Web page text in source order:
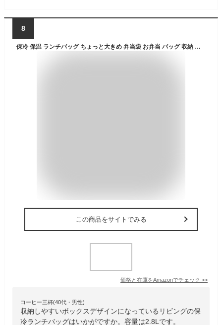
8
保冷 保温 ランチバッグ ちょっと大きめ 弁当袋 お弁当 バッグ 収納 通勤 通学 旅行 子供用 に ミニポケット/保冷剤ポケット付き シンプルデザイン
この商品をサイトでみる
価格と在庫をAmazonでチェック >>
コーヒー三杯(40代・男性)
収納しやすいボックスデザインになっているリビングの保
冷ランチバッグはいかがですか。容量は2.8Lです。